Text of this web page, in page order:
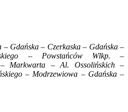
– Gdańska – Czerkaska – Gdańska –
– Powstańców Wlkp. –
– Markwarta – Al. Ossolińskich –
– Modrzewiowa – Gdańska –